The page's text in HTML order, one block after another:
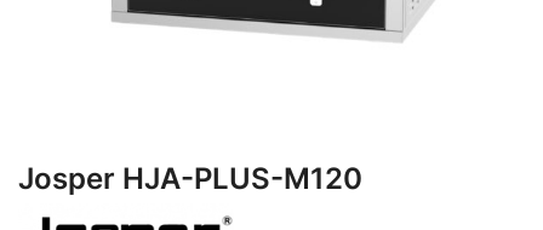
Josper HJA-PLUS-M120